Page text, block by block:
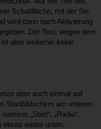
Schaltfläche, mit der Sie
wird dann nach Aktivierung
Der Text, wegen dem
aber weiterhin keine
aber auch einmal auf
Startbildschirm am unteren
„Start“, „Radio“,
etwas weiter unten.